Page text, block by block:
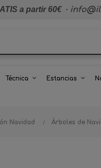
a partir 60€·
Técnica Estancias
Navidad Árboles de